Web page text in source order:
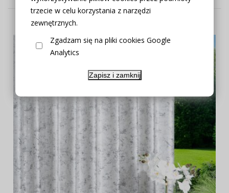
trzecie w celu korzystania z narzędzi
zewnętrznych.
Zgadzam się na pliki cookies Google
Analytics
Zapisz i zamknij